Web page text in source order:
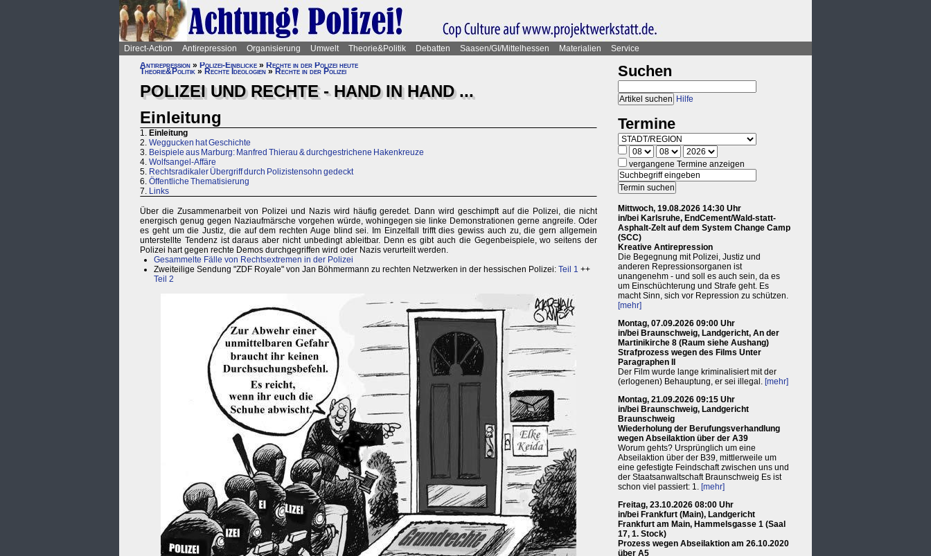
Direct-Action Antirepression Organisierung Umwelt Theorie&Politik Debatten Saasen/GI/Mittelhessen Materialien
Service
Antirepression » Polizei-Einblicke » Rechte in der Polizei heute
Theorie&Politik » Rechte Ideologien » Rechte in der Polizei
POLIZEI UND RECHTE - HAND IN HAND ...
Einleitung
1. Einleitung
2. Weggucken hat Geschichte
3. Beispiele aus Marburg: Manfred Thierau & durchgestrichene Hakenkreuze
4. Wolfsangel-Affäre
5. Rechtsradikaler Übergriff durch Polizistensohn gedeckt
6. Öffentliche Thematisierung
7. Links
Über die Zusammenarbeit von Polizei und Nazis wird häufig geredet. Dann wird geschimpft auf die Polizei, die nicht
energisch genug gegen Naziaufmärsche vorgehen würde, wohingegen sie linke Demonstrationen gerne angreife. Oder
es geht um die Justiz, die auf dem rechten Auge blind sei. Im Einzelfall trifft dies gewiss auch zu, die gern allgemein
unterstellte Tendenz ist daraus aber nicht unbedingt ableitbar. Denn es gibt auch die Gegenbeispiele, wo seitens der
Polizei hart gegen rechte Demos durchgegriffen wird oder Nazis verurteilt werden.
Gesammelte Fälle von Rechtsextremen in der Polizei
Zweiteilige Sendung "ZDF Royale" von Jan Böhmermann zu rechten Netzwerken in der hessischen Polizei: Teil 1 ++
Teil 2
Suchen
Hilfe
Termine
vergangene Termine anzeigen
Mittwoch, 19.08.2026 14:30 Uhr
in/bei Karlsruhe, EndCement/Wald-statt-
Asphalt-Zelt auf dem System Change Camp
(SCC)
Kreative Antirepression
Die Begegnung mit Polizei, Justiz und
anderen Repressionsorganen ist
unangenehm - und soll es auch sein, da es
um Einschüchterung und Strafe geht. Es
macht Sinn, sich vor Repression zu schützen.
[mehr]
Montag, 07.09.2026 09:00 Uhr
in/bei Braunschweig, Landgericht, An der
Martinikirche 8 (Raum siehe Aushang)
Strafprozess wegen des Films Unter
Paragraphen II
Der Film wurde lange kriminalisiert mit der
(erlogenen) Behauptung, er sei illegal. [mehr]
Montag, 21.09.2026 09:15 Uhr
in/bei Braunschweig, Landgericht
Braunschweig
Wiederholung der Berufungsverhandlung
wegen Abseilaktion über der A39
Worum gehts? Ursprünglich um eine
Abseilaktion über der B39, mittlerweile um
eine gefestigte Feindschaft zwischen uns und
der Staatsanwaltschaft Braunschweig Es ist
schon viel passiert: 1. [mehr]
Freitag, 23.10.2026 08:00 Uhr
in/bei Frankfurt (Main), Landgericht
Frankfurt am Main, Hammelsgasse 1 (Saal
17, 1. Stock)
Prozess wegen Abseilaktion am 26.10.2020
über A5